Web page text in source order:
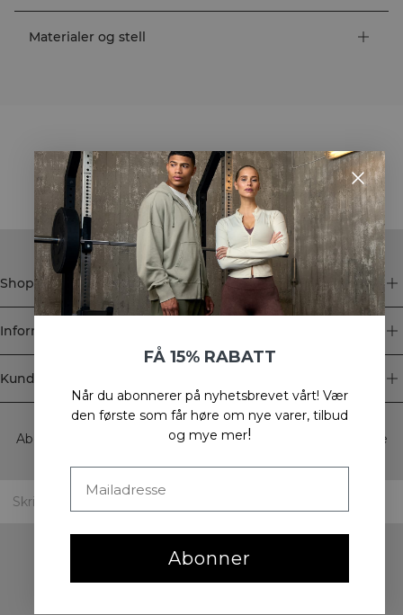
Materialer og stell
STYLE WITH
Shop
Informasjon
Kundeservice
Newsletter
Abonner på nyhetsbrevet vårt! Få eksklusive tilbud, de siste
FÅ 15% RABATT
Når du abonnerer på nyhetsbrevet vårt! Vær
den første som får høre om nye varer, tilbud
og mye mer!
Abonner